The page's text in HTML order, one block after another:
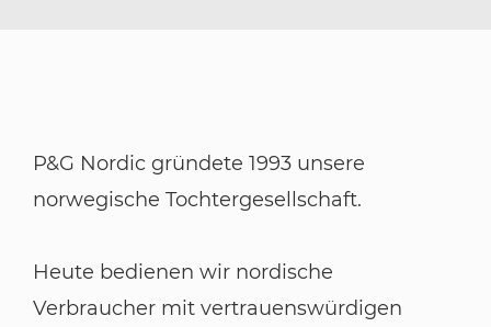
P&G Nordic gründete 1993 unsere
norwegische Tochtergesellschaft.
Heute bedienen wir nordische
Verbraucher mit vertrauenswürdigen